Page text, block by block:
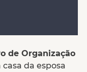
de Organização
da esposa